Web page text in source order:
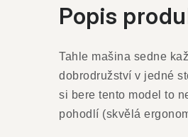
Popis
Tahle mašina sedne
dobrodružství v jedné
si bere tento model to
pohodlí (skvělá